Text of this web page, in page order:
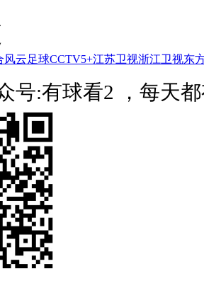
风云足球CCTV5+江苏卫视浙江卫视东
号:有球看2 ，每天